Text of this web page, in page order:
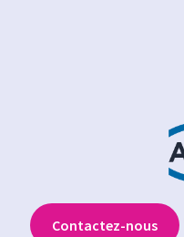
Contactez-nous